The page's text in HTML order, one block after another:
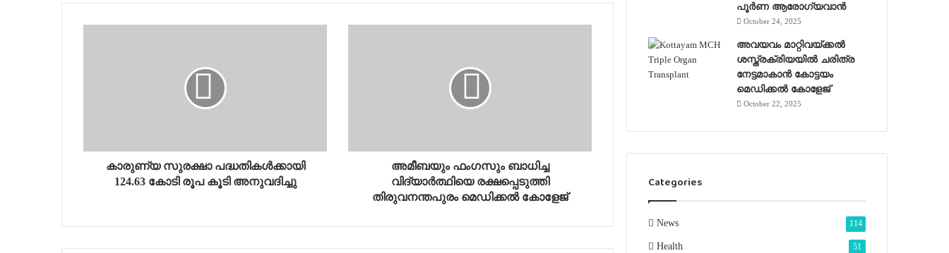
കാരുണ്യ സുരക്ഷാ പദ്ധതികള്‍ക്കായി
124.63 കോടി രൂപ കൂടി അനുവദിച്ചു
അമീബയും ഫംഗസും ബാധിച്ച
വിദ്യാര്‍ത്ഥിയെ രക്ഷപ്പെടുത്തി
തിരുവനന്തപുരം മെഡിക്കല്‍ കോളേജ്
പൂര്‍ണ ആരോഗ്യവാന്‍
October 24, 2025
അവയവം മാറ്റിവയ്ക്കല്‍
ശസ്ത്രക്രിയയില്‍ ചരിത്ര
നേട്ടമാകാന്‍ കോട്ടയം
മെഡിക്കല്‍ കോളേജ്
October 22, 2025
Categories
News 114
Health 51